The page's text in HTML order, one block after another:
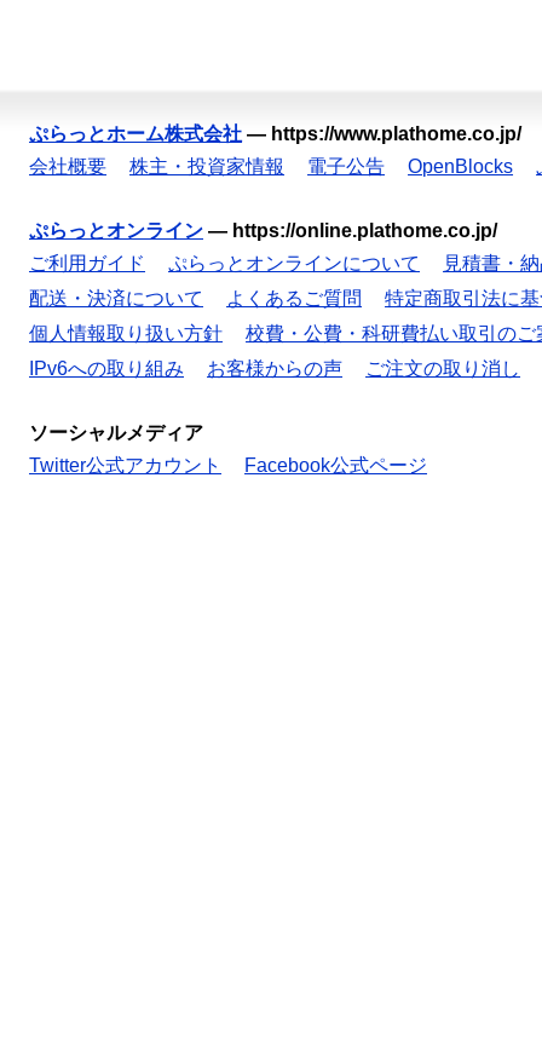
ぷらっとホーム株式会社 — https://www.plathome.co.jp/
会社概要
株主・投資家情報 電子公告 OpenBlocks
ぷらっとオンライン — https://online.plathome.co.jp/
ご利用ガイド
ぷらっとオンラインについて
見積書・
配送・決済について
よくあるご質問
特定商取引法に
個人情報取り扱い方針
校費・公費・科研費払い取引のご
IPv6への取り組み
お客様からの声 ご注文の取り消し
ソーシャルメディア
Twitter公式アカウント
Facebook公式ページ